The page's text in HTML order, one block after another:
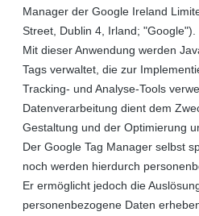
Manager der Google Ireland
Street, Dublin 4, Irland; "Google").
Mit dieser Anwendung werden
Tags verwaltet, die zur
Tracking- und Analyse-Tools
Datenverarbeitung dient dem
Gestaltung und der Optimierung
Der Google Tag Manager selbst
noch werden hierdurch
Er ermöglicht jedoch die
personenbezogene Daten